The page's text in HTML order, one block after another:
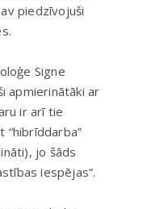
piedzīvojuši
Signe
apmierinātāki ar
ir arī tie
jo šāds
iespējas”.